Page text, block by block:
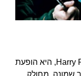
הארי פוטר, Harry Potter and the Cursed Child, היא הופעת
שמונה, מחולק